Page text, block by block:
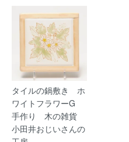
タイルの鍋敷き ホ
ワイトフラワーG
手作り 木の雑貨
小田井おじいさんの